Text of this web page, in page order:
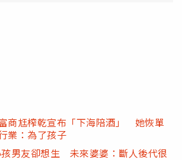
商尪榨乾宣布「下海陪酒」 她恢單
業：為了孩子
男友卻想生 未來婆婆：斷人後代很